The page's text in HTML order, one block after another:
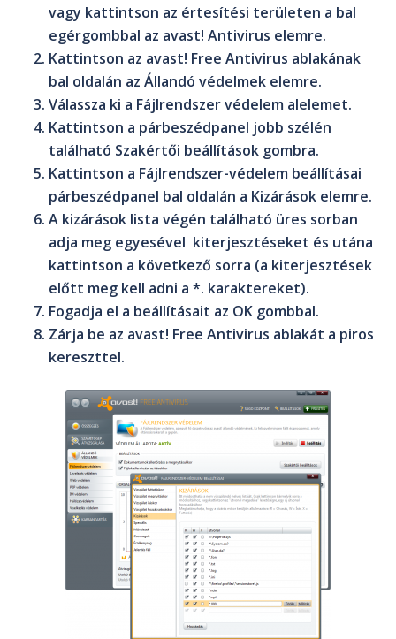
vagy kattintson az értesítési területen a bal
egérgombbal az avast! Antivirus elemre.
Kattintson az avast! Free Antivirus ablakának
bal oldalán az Állandó védelmek elemre.
Válassza ki a Fájlrendszer védelem alelemet.
Kattintson a párbeszédpanel jobb szélén
található Szakértői beállítások gombra.
Kattintson a Fájlrendszer-védelem beállításai
párbeszédpanel bal oldalán a Kizárások elemre.
A kizárások lista végén található üres sorban
adja meg egyesével kiterjesztéseket és utána
kattintson a következő sorra (a kiterjesztések
előtt meg kell adni a *. karaktereket).
Fogadja el a beállításait az OK gombbal.
Zárja be az avast! Free Antivirus ablakát a piros
kereszttel.